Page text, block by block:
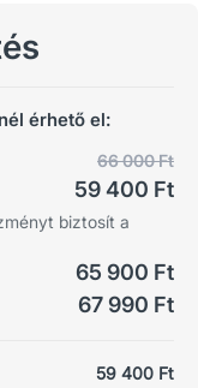
érhető el:
66 000 Ft
59 400 Ft
biztosít a
65 900 Ft
67 990 Ft
59 400 Ft